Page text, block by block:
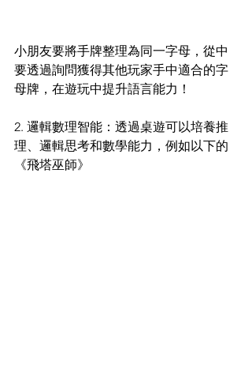
小朋友要將手牌整理為同一字母，從中
要透過詢問獲得其他玩家手中適合的字
母牌，在遊玩中提升語言能力！
2. 邏輯數理智能：透過桌遊可以培養推
理、邏輯思考和數學能力，例如以下的
《飛塔巫師》